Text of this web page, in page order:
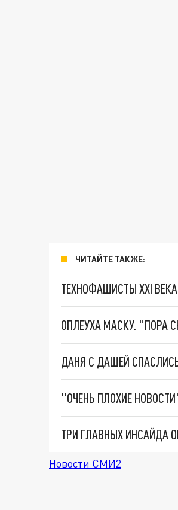
ЧИТАЙТЕ ТАКЖЕ:
ТЕХНОФАШИСТЫ XXI ВЕКА
ОПЛЕУХА МАСКУ. "ПОРА
ДАНЯ С ДАШЕЙ
Новости СМИ2